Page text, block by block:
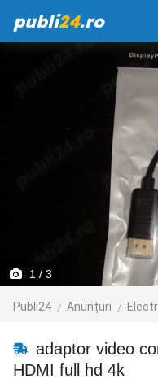
publi24.ro
1 / 3
Publi24 Anunțuri
adaptor video
HDMI full hd 4k